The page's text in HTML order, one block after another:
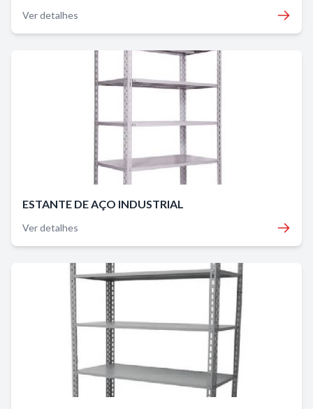
Ver detalhes
ESTANTE DE AÇO INDUSTRIAL
Ver detalhes